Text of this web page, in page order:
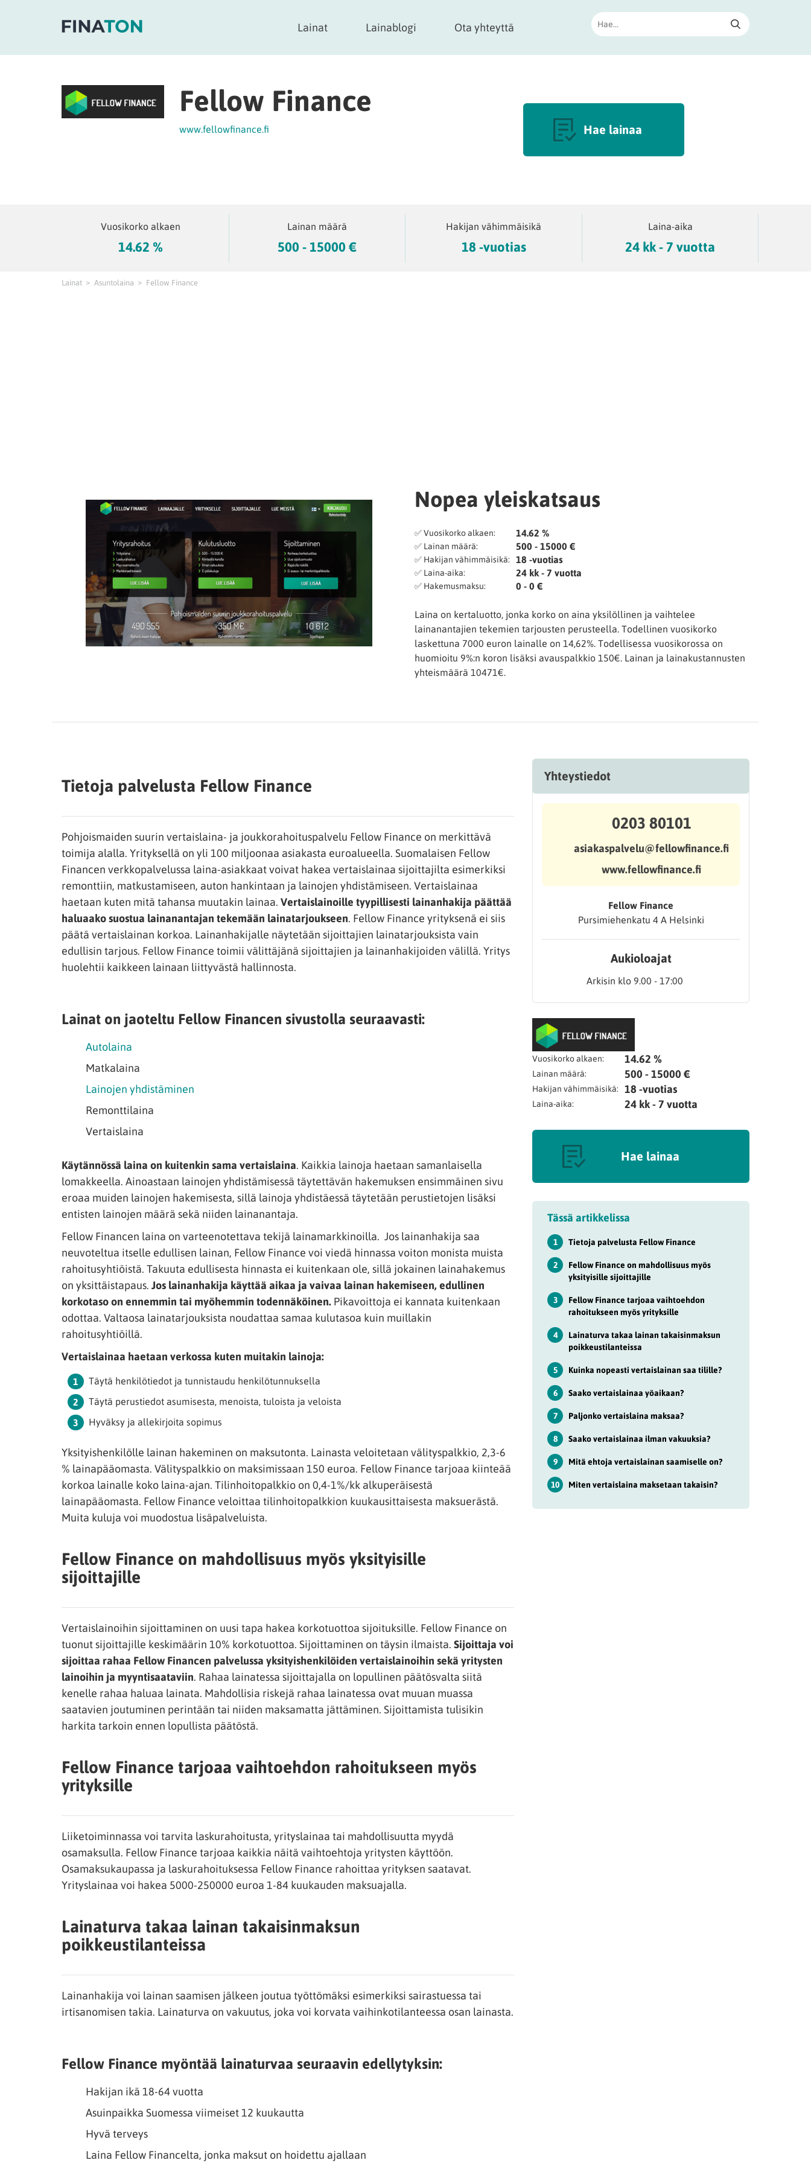
Lainat Lainablogi Ota yhteyttä
Fellow Finance
www.fellowfinance.fi Hae lainaa
Vuosikorko alkaen
14.62 %
Lainan määrä
500 - 15000 €
Hakijan vähimmäisikä
18 -vuotias
Laina-aika
24 kk - 7 vuotta
Lainat Asuntolaina Fellow Finance
Nopea yleiskatsaus
✅ Vuosikorko alkaen: 14.62 %
✅ Lainan määrä: 500 - 15000 €
✅ Hakijan vähimmäisikä: 18 -vuotias
✅ Laina-aika: 24 kk - 7 vuotta
✅ Hakemusmaksu: 0 - 0 €
Laina on kertaluotto, jonka korko on aina yksilöllinen ja vaihtelee
lainanantajien tekemien tarjousten perusteella. Todellinen vuosikorko
laskettuna 7000 euron lainalle on 14,62%. Todellisessa vuosikorossa on
huomioitu 9%:n koron lisäksi avauspalkkio 150€. Lainan ja lainakustannusten
yhteismäärä 10471€.
Tietoja palvelusta Fellow Finance
Pohjoismaiden suurin vertaislaina- ja joukkorahoituspalvelu Fellow Finance on merkittävä
toimija alalla. Yrityksellä on yli 100 miljoonaa asiakasta euroalueella. Suomalaisen Fellow
Financen verkkopalvelussa laina-asiakkaat voivat hakea vertaislainaa sijoittajilta esimerkiksi
remonttiin, matkustamiseen, auton hankintaan ja lainojen yhdistämiseen. Vertaislainaa
haetaan kuten mitä tahansa muutakin lainaa. Vertaislainoille tyypillisesti lainanhakija päättää
haluaako suostua lainanantajan tekemään lainatarjoukseen. Fellow Finance yrityksenä ei siis
päätä vertaislainan korkoa. Lainanhakijalle näytetään sijoittajien lainatarjouksista vain
edullisin tarjous. Fellow Finance toimii välittäjänä sijoittajien ja lainanhakijoiden välillä. Yritys
huolehtii kaikkeen lainaan liittyvästä hallinnosta.
Lainat on jaoteltu Fellow Financen sivustolla seuraavasti:
Autolaina
Matkalaina
Lainojen yhdistäminen
Remonttilaina
Vertaislaina
Käytännössä laina on kuitenkin sama vertaislaina. Kaikkia lainoja haetaan samanlaisella
lomakkeella. Ainoastaan lainojen yhdistämisessä täytettävän hakemuksen ensimmäinen sivu
eroaa muiden lainojen hakemisesta, sillä lainoja yhdistäessä täytetään perustietojen lisäksi
entisten lainojen määrä sekä niiden lainanantaja.
Fellow Financen laina on varteenotettava tekijä lainamarkkinoilla. Jos lainanhakija saa
neuvoteltua itselle edullisen lainan, Fellow Finance voi viedä hinnassa voiton monista muista
rahoitusyhtiöistä. Takuuta edullisesta hinnasta ei kuitenkaan ole, sillä jokainen lainahakemus
on yksittäistapaus. Jos lainanhakija käyttää aikaa ja vaivaa lainan hakemiseen, edullinen
korkotaso on ennemmin tai myöhemmin todennäköinen. Pikavoittoja ei kannata kuitenkaan
odottaa. Valtaosa lainatarjouksista noudattaa samaa kulutasoa kuin muillakin
rahoitusyhtiöillä.
Vertaislainaa haetaan verkossa kuten muitakin lainoja:
Täytä henkilötiedot ja tunnistaudu henkilötunnuksella
Täytä perustiedot asumisesta, menoista, tuloista ja veloista
Hyväksy ja allekirjoita sopimus
Yksityishenkilölle lainan hakeminen on maksutonta. Lainasta veloitetaan välityspalkkio, 2,3-6
% lainapääomasta. Välityspalkkio on maksimissaan 150 euroa. Fellow Finance tarjoaa kiinteää
korkoa lainalle koko laina-ajan. Tilinhoitopalkkio on 0,4-1%/kk alkuperäisestä
lainapääomasta. Fellow Finance veloittaa tilinhoitopalkkion kuukausittaisesta maksuerästä.
Muita kuluja voi muodostua lisäpalveluista.
Fellow Finance on mahdollisuus myös yksityisille
sijoittajille
Vertaislainoihin sijoittaminen on uusi tapa hakea korkotuottoa sijoituksille. Fellow Finance on
tuonut sijoittajille keskimäärin 10% korkotuottoa. Sijoittaminen on täysin ilmaista. Sijoittaja voi
sijoittaa rahaa Fellow Financen palvelussa yksityishenkilöiden vertaislainoihin sekä yritysten
lainoihin ja myyntisaataviin. Rahaa lainatessa sijoittajalla on lopullinen päätösvalta siitä
kenelle rahaa haluaa lainata. Mahdollisia riskejä rahaa lainatessa ovat muuan muassa
saatavien joutuminen perintään tai niiden maksamatta jättäminen. Sijoittamista tulisikin
harkita tarkoin ennen lopullista päätöstä.
Fellow Finance tarjoaa vaihtoehdon rahoitukseen myös
yrityksille
Liiketoiminnassa voi tarvita laskurahoitusta, yrityslainaa tai mahdollisuutta myydä
osamaksulla. Fellow Finance tarjoaa kaikkia näitä vaihtoehtoja yritysten käyttöön.
Osamaksukaupassa ja laskurahoituksessa Fellow Finance rahoittaa yrityksen saatavat.
Yrityslainaa voi hakea 5000-250000 euroa 1-84 kuukauden maksuajalla.
Lainaturva takaa lainan takaisinmaksun
poikkeustilanteissa
Lainanhakija voi lainan saamisen jälkeen joutua työttömäksi esimerkiksi sairastuessa tai
irtisanomisen takia. Lainaturva on vakuutus, joka voi korvata vaihinkotilanteessa osan lainasta.
Fellow Finance myöntää lainaturvaa seuraavin edellytyksin:
Hakijan ikä 18-64 vuotta
Asuinpaikka Suomessa viimeiset 12 kuukautta
Hyvä terveys
Laina Fellow Financelta, jonka maksut on hoidettu ajallaan
Yhteystiedot
0203 80101
asiakaspalvelu@fellowfinance.fi
www.fellowfinance.fi
Fellow Finance
Pursimiehenkatu 4 A Helsinki
Aukioloajat
Arkisin klo 9.00 - 17:00
Vuosikorko alkaen: 14.62 %
Lainan määrä: 500 - 15000 €
Hakijan vähimmäisikä: 18 -vuotias
Laina-aika: 24 kk - 7 vuotta
Hae lainaa
Tässä artikkelissa
1 Tietoja palvelusta Fellow Finance
2
Fellow Finance on mahdollisuus myös
yksityisille sijoittajille
3
Fellow Finance tarjoaa vaihtoehdon
rahoitukseen myös yrityksille
4
Lainaturva takaa lainan takaisinmaksun
poikkeustilanteissa
5 Kuinka nopeasti vertaislainan saa tilille?
6 Saako vertaislainaa yöaikaan?
7 Paljonko vertaislaina maksaa?
8 Saako vertaislainaa ilman vakuuksia?
9 Mitä ehtoja vertaislainan saamiselle on?
10 Miten vertaislaina maksetaan takaisin?